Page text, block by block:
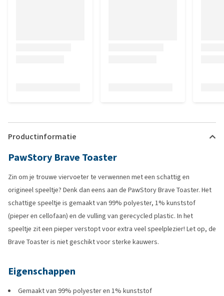
Productinformatie
PawStory Brave Toaster
Zin om je trouwe viervoeter te verwennen met een schattig en
origineel speeltje? Denk dan eens aan de PawStory Brave Toaster. Het
schattige speeltje is gemaakt van 99% polyester, 1% kunststof
(pieper en cellofaan) en de vulling van gerecycled plastic. In het
speeltje zit een pieper verstopt voor extra veel speelplezier! Let op, de
Brave Toaster is niet geschikt voor sterke kauwers.
Eigenschappen
Gemaakt van 99% polyester en 1% kunststof